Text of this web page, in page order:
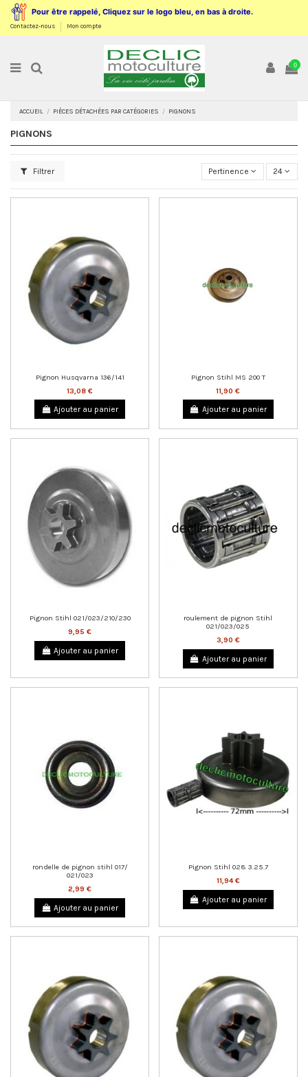
Pour être rappelé, Cliquez sur le logo bleu, en bas à droite.
Contactez-nous Mon compte
0
ACCUEIL PIÈCES DÉTACHÉES PAR CATÉGORIES PIGNONS
PIGNONS
Filtrer Pertinence 24
Pignon Husqvarna 136/141
13,08 €
Ajouter au panier
Pignon Stihl MS 200 T
11,90 €
Ajouter au panier
Pignon Stihl 021/023/210/230
9,95 €
Ajouter au panier
roulement de pignon Stihl
021/023/025
3,90 €
Ajouter au panier
rondelle de pignon stihl 017/
021/023
2,99 €
Ajouter au panier
Pignon Stihl 028 3.25.7
11,94 €
Ajouter au panier